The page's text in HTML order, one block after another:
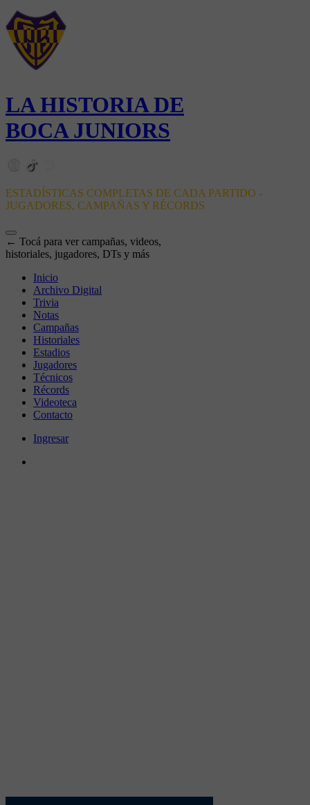
LA HISTORIA DE
BOCA JUNIORS
ESTADÍSTICAS COMPLETAS DE CADA PARTIDO -
JUGADORES, CAMPAÑAS Y RÉCORDS
← Tocá para ver campañas, videos,
historiales, jugadores, DTs y más
Inicio
Archivo Digital
Trivia
Notas
Campañas
Historiales
Estadios
Jugadores
Técnicos
Récords
Videoteca
Contacto
Ingresar